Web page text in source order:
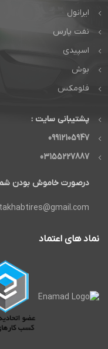
ایرانول
نفت پارس
اسپیدی
بوش
فلومکس
پشتیبانی سایت :
09912105947
03155227887
درصورت خاموش بودن
نماد های اعتماد